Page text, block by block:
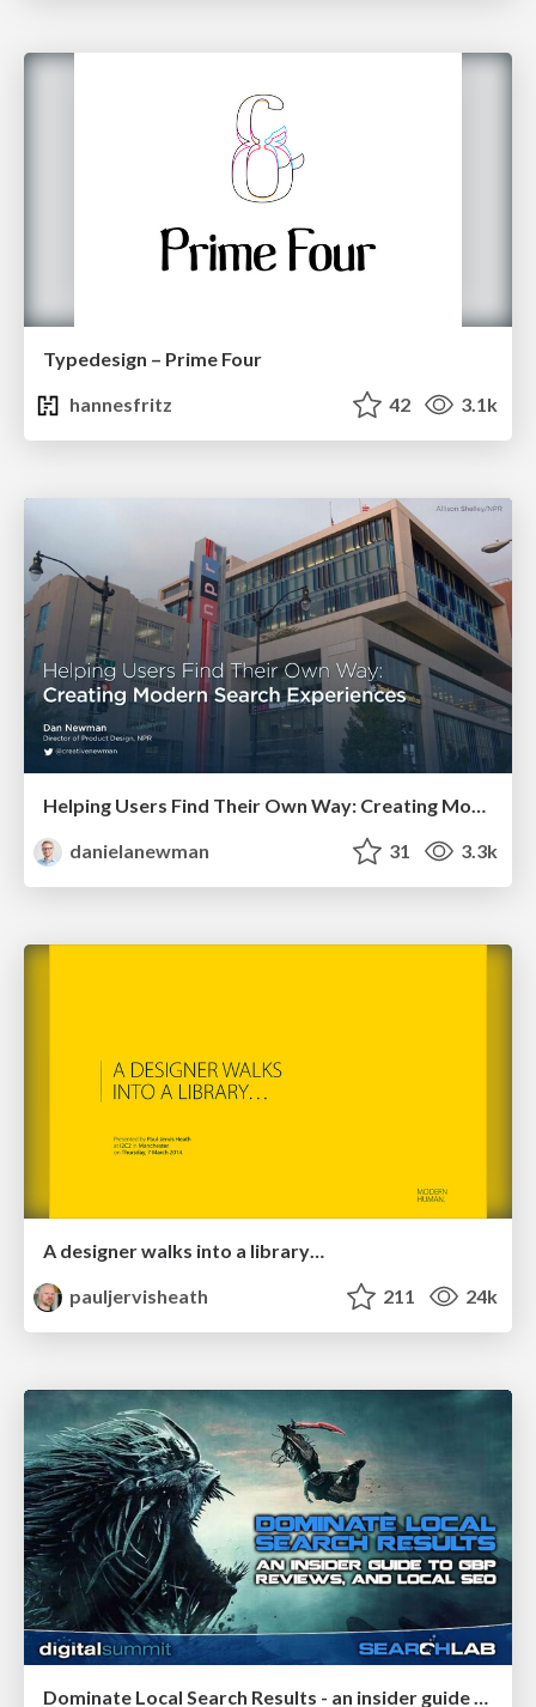
Typedesign – Prime Four
hannesfritz
42 3.1k
Helping Users Find Their Own Way: Creating Modern Search Experiences
danielanewman
31 3.3k
A designer walks into a library…
pauljervisheath
211 24k